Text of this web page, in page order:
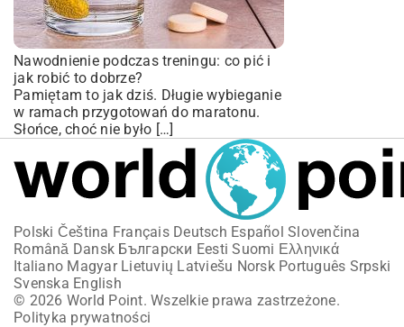
Nawodnienie podczas treningu: co pić i
jak robić to dobrze?
Pamiętam to jak dziś. Długie wybieganie
w ramach przygotowań do maratonu.
Słońce, choć nie było […]
Polski Čeština Français Deutsch Español Slovenčina
Română Dansk Български Eesti Suomi Ελληνικά
Italiano Magyar Lietuvių Latviešu Norsk Português Srpski
Svenska English
© 2026 World Point. Wszelkie prawa zastrzeżone.
Polityka prywatności